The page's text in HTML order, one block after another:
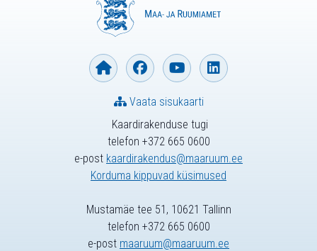
Kaardirakenduse tugi
telefon +372 665 0600
e-post kaardirakendus@maaruum.ee
Korduma kippuvad küsimused
Vaata sisukaarti
Mustamäe tee 51, 10621 Tallinn
telefon +372 665 0600
e-post maaruum@maaruum.ee